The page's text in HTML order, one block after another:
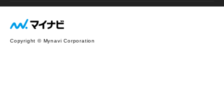
Copyright © Mynavi Corporation